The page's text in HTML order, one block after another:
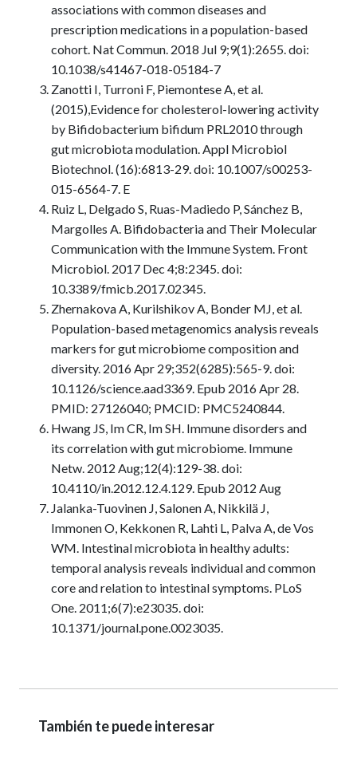
associations with common diseases and
prescription medications in a population-based
cohort. Nat Commun. 2018 Jul 9;9(1):2655. doi:
10.1038/s41467-018-05184-7
Zanotti I, Turroni F, Piemontese A, et al.
(2015),Evidence for cholesterol-lowering activity
by Bifidobacterium bifidum PRL2010 through
gut microbiota modulation. Appl Microbiol
Biotechnol. (16):6813-29. doi: 10.1007/s00253-
015-6564-7. E
Ruiz L, Delgado S, Ruas-Madiedo P, Sánchez B,
Margolles A. Bifidobacteria and Their Molecular
Communication with the Immune System. Front
Microbiol. 2017 Dec 4;8:2345. doi:
10.3389/fmicb.2017.02345.
Zhernakova A, Kurilshikov A, Bonder MJ, et al.
Population-based metagenomics analysis reveals
markers for gut microbiome composition and
diversity. 2016 Apr 29;352(6285):565-9. doi:
10.1126/science.aad3369. Epub 2016 Apr 28.
PMID: 27126040; PMCID: PMC5240844.
Hwang JS, Im CR, Im SH. Immune disorders and
its correlation with gut microbiome. Immune
Netw. 2012 Aug;12(4):129-38. doi:
10.4110/in.2012.12.4.129. Epub 2012 Aug
Jalanka-Tuovinen J, Salonen A, Nikkilä J,
Immonen O, Kekkonen R, Lahti L, Palva A, de Vos
WM. Intestinal microbiota in healthy adults:
temporal analysis reveals individual and common
core and relation to intestinal symptoms. PLoS
One. 2011;6(7):e23035. doi:
10.1371/journal.pone.0023035.
También te puede interesar